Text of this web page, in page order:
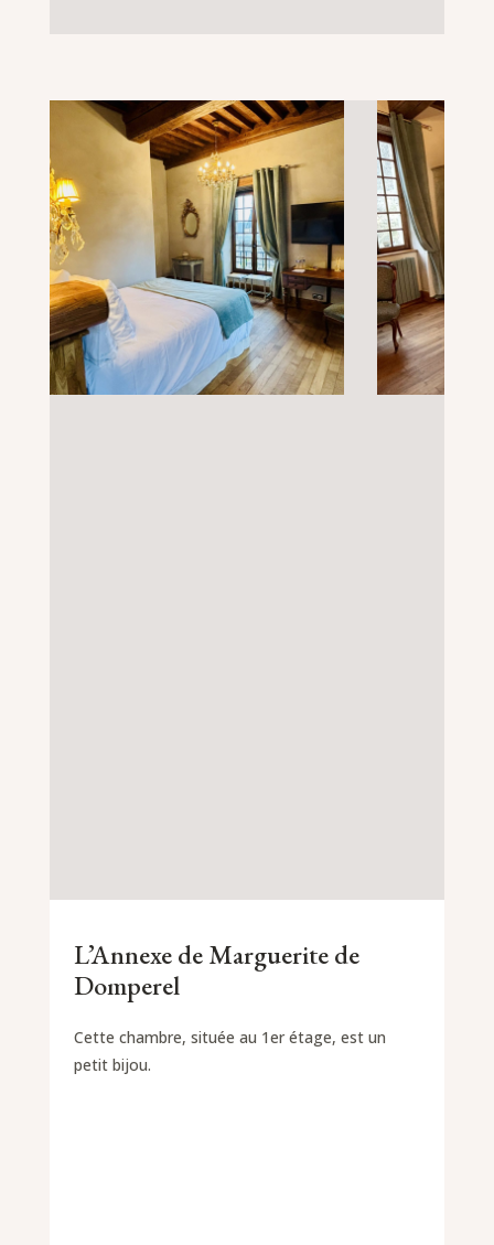
L’Annexe de Marguerite de
Domperel
Cette chambre, située au 1er étage, est un
petit bijou.